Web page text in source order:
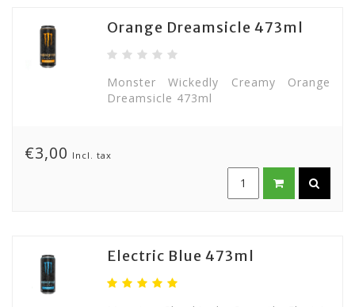
Orange Dreamsicle 473ml
Monster Wickedly Creamy Orange
Dreamsicle 473ml
€3,00 Incl. tax
Electric Blue 473ml